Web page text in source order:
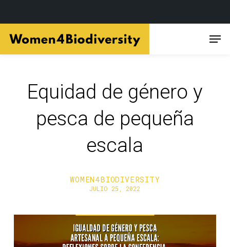
main
Equidad de género y
pesca de pequeña
escala
WOMEN4BIODIVERSITY
JULIO 25, 2022